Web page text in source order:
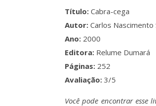
Título: Cabra-cega
Autor: Carlos Nascimento
Ano: 2000
Editora: Relume Dumará
Páginas: 252
Avaliação: 3/5
Você pode encontrar esse